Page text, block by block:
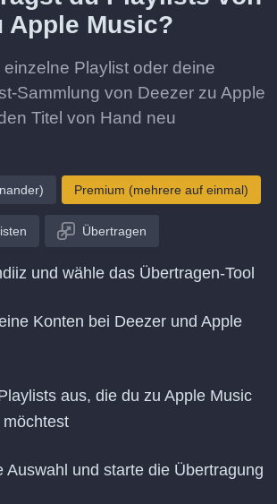
Apple Music?
Playlist oder deine
Sammlung von Deezer zu Apple
Titel von Hand neu
Premium (mehrere auf einmal)
Übertragen
und wähle das Übertragen-Tool
Konten bei Deezer und Apple
aus, die du zu Apple Music
Auswahl und starte die Übertragung